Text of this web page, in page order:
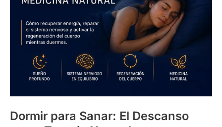
Dormir para Sanar: El Descanso